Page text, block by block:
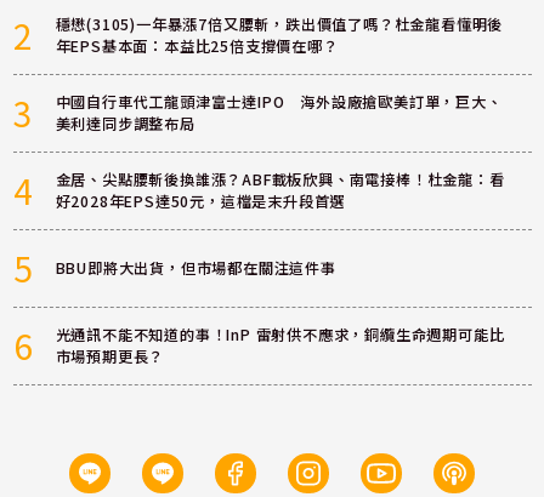
2
穩懋(3105)一年暴漲7倍又腰斬，跌出價值了嗎？杜金龍看懂明後
年EPS基本面：本益比25倍支撐價在哪？
3
中國自行車代工龍頭津富士達IPO 海外設廠搶歐美訂單，巨大、
美利達同步調整布局
4
金居、尖點腰斬後換誰漲？ABF載板欣興、南電接棒！杜金龍：看
好2028年EPS達50元，這檔是末升段首選
5 BBU即將大出貨，但市場都在關注這件事
6
光通訊不能不知道的事！InP 雷射供不應求，銅纜生命週期可能比
市場預期更長？